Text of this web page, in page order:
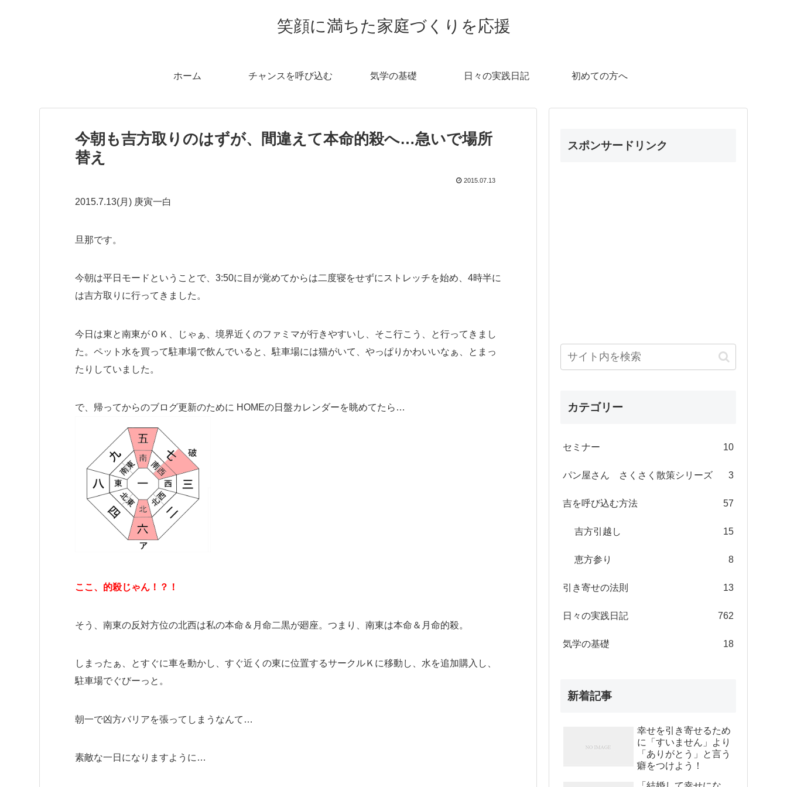
笑顔に満ちた家庭づくりを応援
ホーム チャンスを呼び込む 気学の基礎 日々の実践日記 初めての方へ
今朝も吉方取りのはずが、間違えて本命的殺へ…急いで場所
替え
2015.07.13
2015.7.13(月) 庚寅一白
旦那です。
今朝は平日モードということで、3:50に目が覚めてからは二度寝をせずにストレッチを始め、4時半に
は吉方取りに行ってきました。
今日は東と南東がＯＫ、じゃぁ、境界近くのファミマが行きやすいし、そこ行こう、と行ってきまし
た。ペット水を買って駐車場で飲んでいると、駐車場には猫がいて、やっぱりかわいいなぁ、とまっ
たりしていました。
で、帰ってからのブログ更新のために HOMEの日盤カレンダーを眺めてたら…
ここ、的殺じゃん！？！
そう、南東の反対方位の北西は私の本命＆月命二黒が廻座。つまり、南東は本命＆月命的殺。
しまったぁ、とすぐに車を動かし、すぐ近くの東に位置するサークルＫに移動し、水を追加購入し、
駐車場でぐびーっと。
朝一で凶方バリアを張ってしまうなんて…
素敵な一日になりますように…
スポンサードリンク
カテゴリー
セミナー 10
パン屋さん さくさく散策シリーズ 3
吉を呼び込む方法 57
吉方引越し 15
恵方参り 8
引き寄せの法則 13
日々の実践日記 762
気学の基礎 18
新着記事
幸せを引き寄せるため
に「すいません」より
「ありがとう」と言う
癖をつけよう！